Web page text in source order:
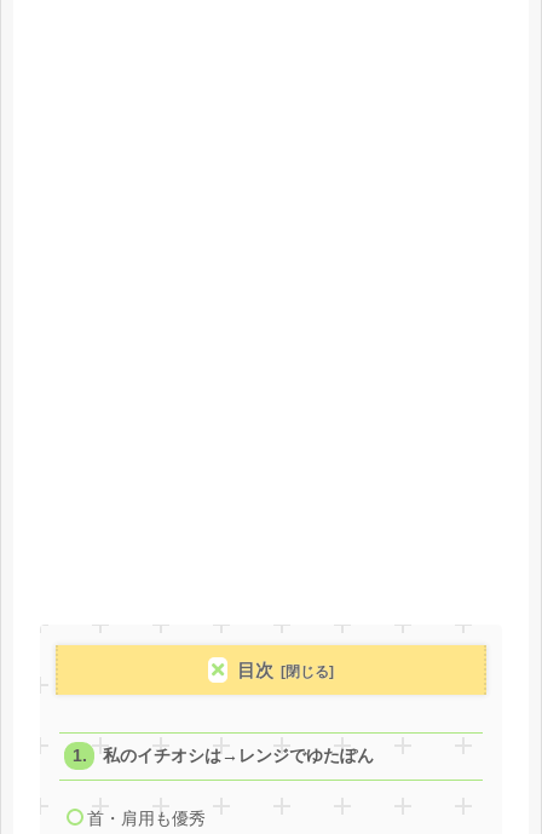
目次
私のイチオシは→レンジでゆたぽん
首・肩用も優秀